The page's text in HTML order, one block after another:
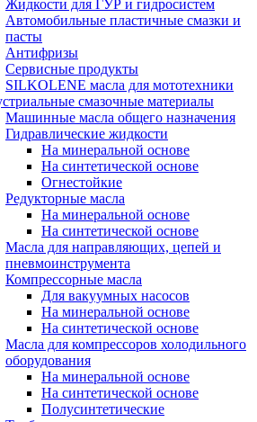
Жидкости для ГУР и гидросистем
Автомобильные пластичные смазки и
пасты
Антифризы
Сервисные продукты
SILKOLENE масла для мототехники
смазочные материалы
Машинные масла общего назначения
Гидравлические жидкости
На минеральной основе
На синтетической основе
Огнестойкие
Редукторные масла
На минеральной основе
На синтетической основе
Масла для направляющих, цепей и
пневмоинструмента
Компрессорные масла
Для вакуумных насосов
На минеральной основе
На синтетической основе
Масла для компрессоров холодильного
оборудования
На минеральной основе
На синтетической основе
Полусинтетические